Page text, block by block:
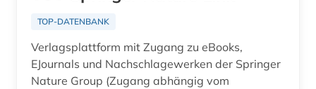
TOP-DATENBANK
Verlagsplattform mit Zugang zu eBooks,
EJournals und Nachschlagewerken der Springer
Nature Group (Zugang abhängig vom